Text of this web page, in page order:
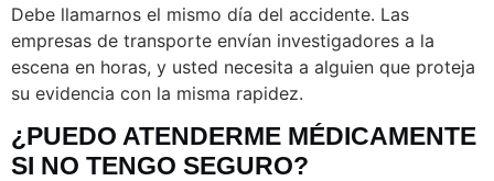
Debe llamarnos el mismo día del accidente. Las
empresas de transporte envían investigadores a la
escena en horas, y usted necesita a alguien que proteja
su evidencia con la misma rapidez.
¿PUEDO ATENDERME MÉDICAMENTE
SI NO TENGO SEGURO?